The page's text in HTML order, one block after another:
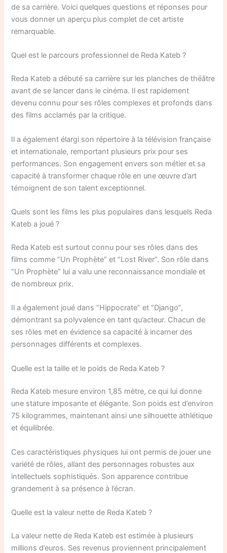
de sa carrière. Voici quelques questions et réponses pour
vous donner un aperçu plus complet de cet artiste
remarquable.
Quel est le parcours professionnel de Reda Kateb ?
Reda Kateb a débuté sa carrière sur les planches de théâtre
avant de se lancer dans le cinéma. Il est rapidement
devenu connu pour ses rôles complexes et profonds dans
des films acclamés par la critique.
Il a également élargi son répertoire à la télévision française
et internationale, remportant plusieurs prix pour ses
performances. Son engagement envers son métier et sa
capacité à transformer chaque rôle en une œuvre d’art
témoignent de son talent exceptionnel.
Quels sont les films les plus populaires dans lesquels Reda
Kateb a joué ?
Reda Kateb est surtout connu pour ses rôles dans des
films comme “Un Prophète” et “Lost River”. Son rôle dans
“Un Prophète” lui a valu une reconnaissance mondiale et
de nombreux prix.
Il a également joué dans “Hippocrate” et “Django”,
démontrant sa polyvalence en tant qu’acteur. Chacun de
ses rôles met en évidence sa capacité à incarner des
personnages différents et complexes.
Quelle est la taille et le poids de Reda Kateb ?
Reda Kateb mesure environ 1,85 mètre, ce qui lui donne
une stature imposante et élégante. Son poids est d’environ
75 kilogrammes, maintenant ainsi une silhouette athlétique
et équilibrée.
Ces caractéristiques physiques lui ont permis de jouer une
variété de rôles, allant des personnages robustes aux
intellectuels sophistiqués. Son apparence contribue
grandement à sa présence à l’écran.
Quelle est la valeur nette de Reda Kateb ?
La valeur nette de Reda Kateb est estimée à plusieurs
millions d’euros. Ses revenus proviennent principalement